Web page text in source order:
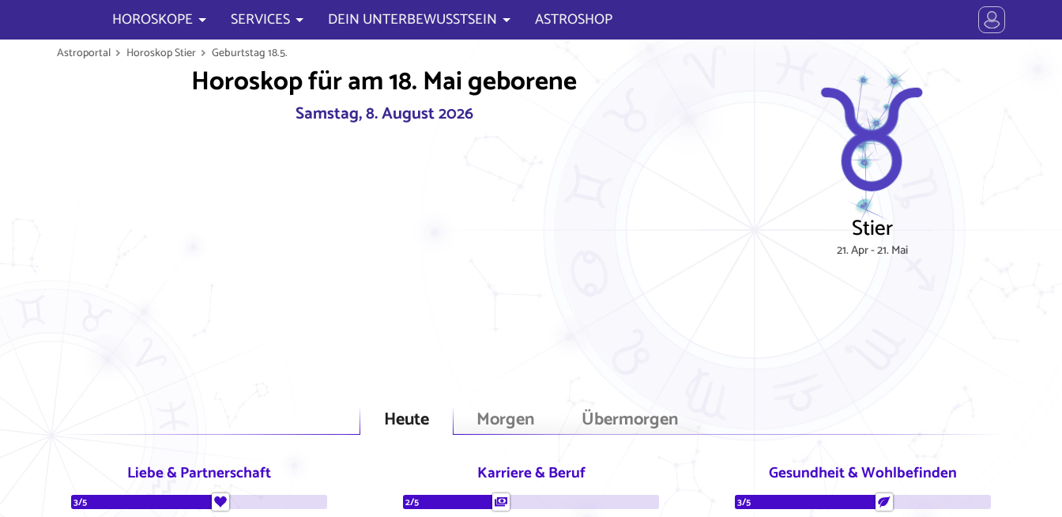
HOROSKOPE SERVICES DEIN UNTERBEWUSSTSEIN ASTROSHOP
Astroportal Horoskop Stier Geburtstag 18.5.
Horoskop für am 18. Mai geborene
Samstag, 8. August 2026
Stier
21. Apr - 21. Mai
Heute Morgen Übermorgen
Liebe & Partnerschaft
3/5
Karriere & Beruf
2/5
Gesundheit & Wohlbefinden
3/5